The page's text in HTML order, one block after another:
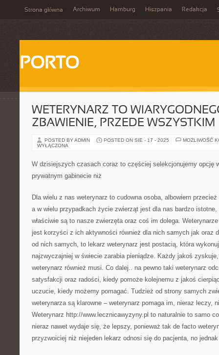
Strona główna Archiwum Hamburg Hiszpania Redakcja
PORTO
WETERYNARZ TO
ZBAWIENIE, PRZEDE WSZYSTKIM
POSTED BY ADMIN POSTED ON SIE - 17 - 2025
MOŻLIWOŚĆ
WYŁĄCZONA
W dzisiejszych czasach coraz to częściej selekcjonujemy opcję
prywatnym gabinecie niż
Dla wielu z nas weterynarz to cudowna osoba, albowiem
a w wielu przypadkach życie zwierząt jest dla nas bardzo
właściwie są to nasze zwierzęta oraz coś im dolega.
jest korzyści z ich aktywności również dla nich samych jak oraz
od nich samych, to lekarz weterynarz jest postacią, która
najzwyczajniej w świecie zarabia pieniądze. Każdy jakoś
weterynarz również musi. Co dalej.. na pewno taki weterynarz
satysfakcji oraz radości, kiedy pomoże kolejnemu z jakoś
uczucie, kiedy możemy pomagać. Tudzież od strony samych
weterynarza są klarowne – weterynarz pomaga im, nieraz leczy,
Weterynarz http://www.lecznicawyzyny.pl to naturalnie to samo
nieraz nawet wydaje się, że lepszy, ponieważ tak de facto
przyzwoiciej niż niejeden lekarz odnosi się do pacjenta, no